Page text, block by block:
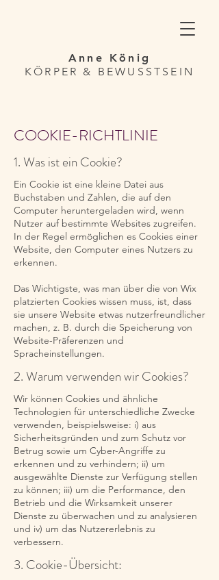
Anne König
KÖRPER & BEWUSSTSEIN
COOKIE-RICHTLINIE
1. Was ist ein Cookie?
Ein Cookie ist eine kleine Datei aus
Buchstaben und Zahlen, die auf den
Computer heruntergeladen wird, wenn
Nutzer auf bestimmte Websites zugreifen.
In der Regel ermöglichen es Cookies einer
Website, den Computer eines Nutzers zu
erkennen.
Das Wichtigste, was man über die von Wix
platzierten Cookies wissen muss, ist, dass
sie unsere Website etwas nutzerfreundlicher
machen, z. B. durch die Speicherung von
Website-Präferenzen und
Spracheinstellungen.
2. Warum verwenden wir Cookies?
Wir können Cookies und ähnliche
Technologien für unterschiedliche Zwecke
verwenden, beispielsweise: i) aus
Sicherheitsgründen und zum Schutz vor
Betrug sowie um Cyber-Angriffe zu
erkennen und zu verhindern; ii) um
ausgewählte Dienste zur Verfügung stellen
zu können; iii) um die Performance, den
Betrieb und die Wirksamkeit unserer
Dienste zu überwachen und zu analysieren
und iv) um das Nutzererlebnis zu
verbessern.
3. Cookie-Übersicht: